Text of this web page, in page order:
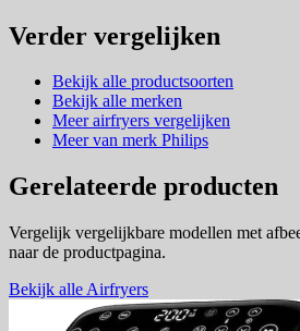
Verder vergelijken
Bekijk alle productsoorten
Bekijk alle merken
Meer airfryers vergelijken
Meer van merk Philips
Gerelateerde producten
Vergelijk vergelijkbare modellen met
naar de productpagina.
Bekijk alle Airfryers